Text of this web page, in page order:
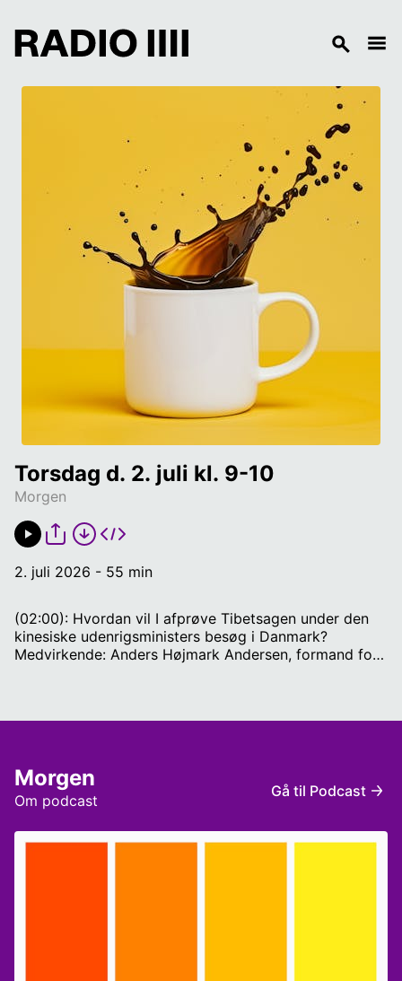
Morgen
Torsdag d. 2. juli kl. 9-10
2. juli 2026 - 55 min
(02:00): Hvordan vil I afprøve Tibetsagen under den
kinesiske udenrigsministers besøg i Danmark?
Medvirkende: Anders Højmark Andersen, formand for
sundhedsrådet Østsjælland og øerne og valgt i Lolland
Medvirkende: Peter Ernstved Rasmussen. Vært på
Frontlinjen her på RADIO IIII og redaktør på
Lin
Om podcast
Morgen Gå til Podcast